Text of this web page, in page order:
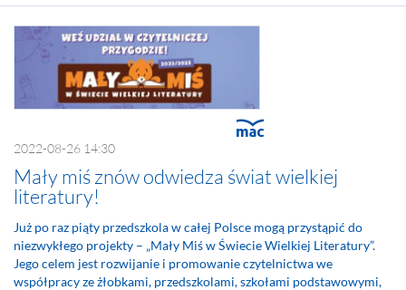
2022-08-26 14:30
Mały miś znów odwiedza świat wielkiej
literatury!
Już po raz piąty przedszkola w całej Polsce mogą przystąpić do
niezwykłego projekty – „Mały Miś w Świecie Wielkiej Literatury”.
Jego celem jest rozwijanie i promowanie czytelnictwa we
współpracy ze żłobkami, przedszkolami, szkołami podstawowymi,